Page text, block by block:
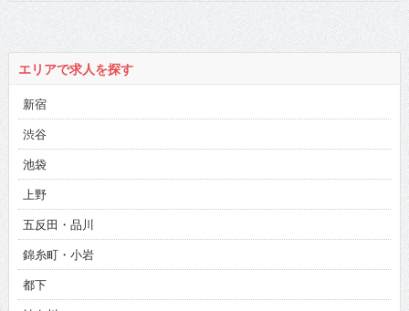
エリアで求人を探す
新宿
渋谷
池袋
上野
五反田・品川
錦糸町・小岩
都下